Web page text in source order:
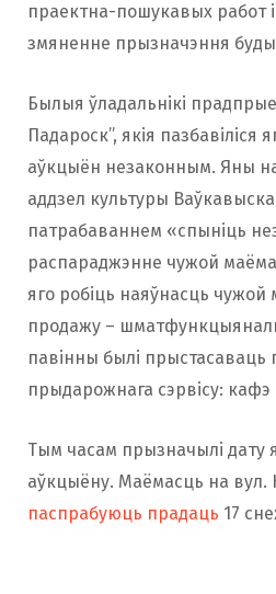
праектна-пошукавых работ
змяненне прызначэння
Былыя ўладальнікі
Падароск”, якія пазбавіліся
аўкцыён незаконным. Яны
аддзел культуры
патрабаваннем «спыніць
распараджэнне чужой
яго робіць наяўнасць чужой
продажу –
павінны былі прыстасаваць
прыдарожнага сэрвісу: кафэ
Тым часам прызначылі дату
аўкцыёну. Маёмасць на вул.
паспрабуюць прадаць 17